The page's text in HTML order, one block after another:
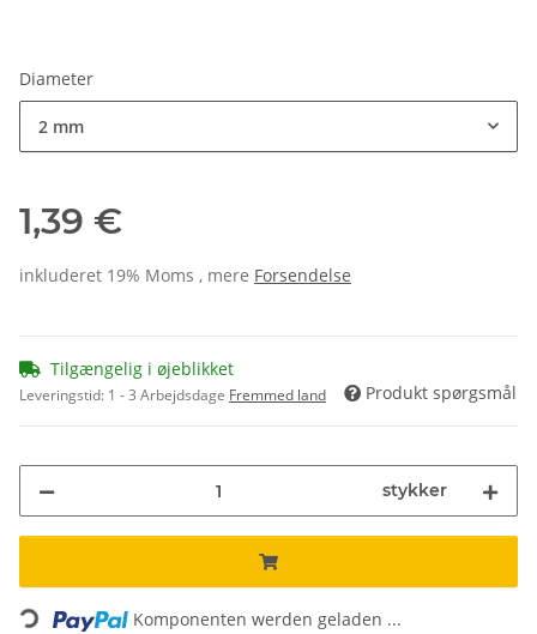
Diameter
2 mm
1,39 €
inkluderet 19% Moms , mere Forsendelse
Tilgængelig i øjeblikket
Leveringstid: 1 - 3 Arbejdsdage Fremmed land Produkt spørgsmål
stykker
Loading... Komponenten werden geladen ...